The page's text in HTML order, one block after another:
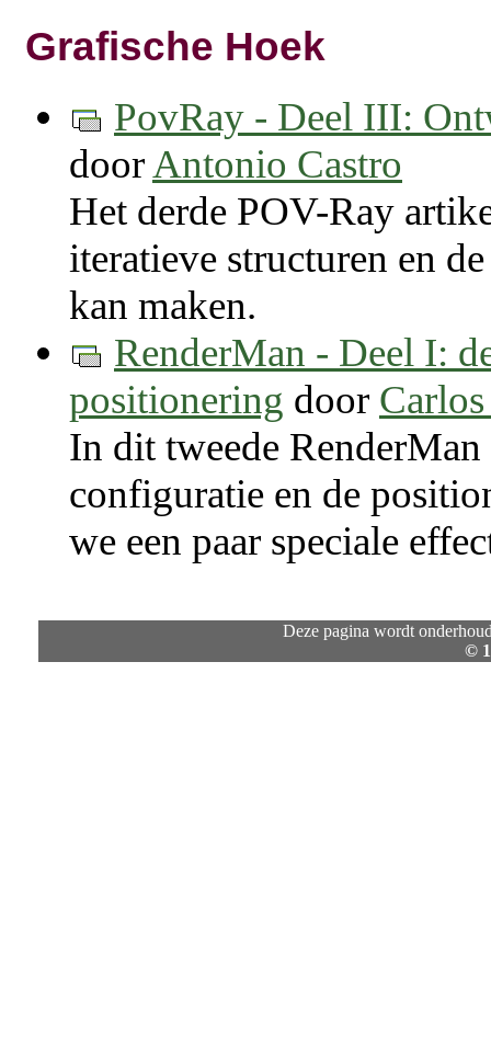
Grafische Hoek
PovRay - Deel III:
doorAntonio Castro
Het derde POV-Ray
iteratieve structuren en
kan maken.
RenderMan - Deel I:
positionering door
In dit tweede
configuratie en de
we een paar speciale
Deze pagina wordt
©